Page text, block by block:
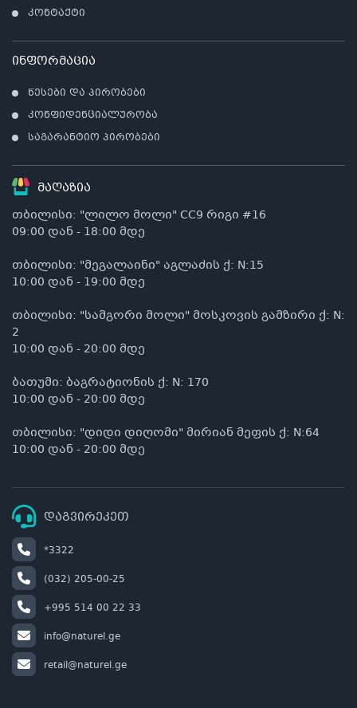
კონტაქტი
ინფორმაცია
წესები და პირობები
კონფიდენციალურობა
საგარანტიო პირობები
მაღაზია
თბილისი: "ლილო მოლი" CC9 რიგი #16
09:00 დან - 18:00 მდე
თბილისი: "მეგალაინი" აგლაძის ქ: N:15
10:00 დან - 19:00 მდე
თბილისი: "სამგორი მოლი" მოსკოვის გამზირი ქ: N:
2
10:00 დან - 20:00 მდე
ბათუმი: ბაგრატიონის ქ: N: 170
10:00 დან - 20:00 მდე
თბილისი: "დიდი დიღომი" მირიან მეფის ქ: N:64
10:00 დან - 20:00 მდე
დაგვირეკეთ
*3322
(032) 205-00-25
+995 514 00 22 33
info@naturel.ge
retail@naturel.ge